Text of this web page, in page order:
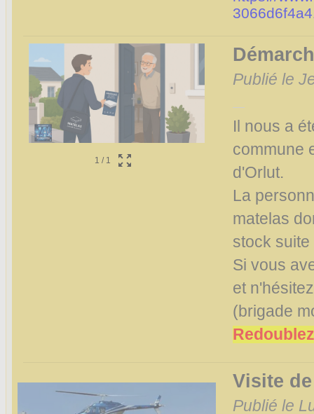
1 / 1
Publié le
Il nous a
commune
d'Orlut.
La
matelas
stock
Si vous
et
(brigade
Visite
Publié le